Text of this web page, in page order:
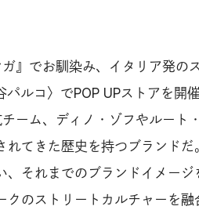
』でお馴染み、イタリア発の
ルコ〉でPOP UPストアを開
ーム、ディノ・ゾフやルート
れてきた歴史を持つブランド
それまでのブランドイメージ
のストリートカルチャーを融